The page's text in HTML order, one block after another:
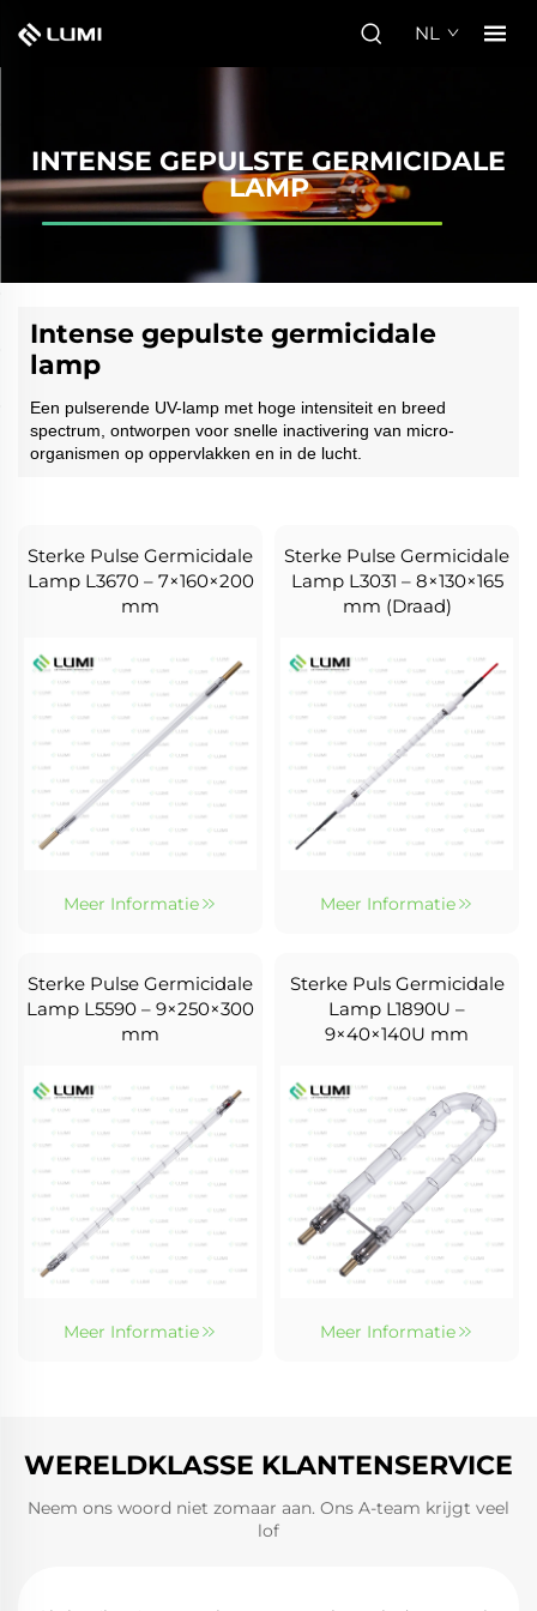
NL
INTENSE GEPULSTE GERMICIDALE
LAMP
Intense gepulste germicidale
lamp
Een pulserende UV-lamp met hoge intensiteit en breed
spectrum, ontworpen voor snelle inactivering van micro-
organismen op oppervlakken en in de lucht.
Sterke Pulse Germicidale
Lamp L3670 – 7×160×200
mm
Meer Informatie
Sterke Pulse Germicidale
Lamp L3031 – 8×130×165
mm (Draad)
Meer Informatie
Sterke Pulse Germicidale
Lamp L5590 – 9×250×300
mm
Meer Informatie
Sterke Puls Germicidale
Lamp L1890U –
9×40×140U mm
Meer Informatie
WERELDKLASSE KLANTENSERVICE
Neem ons woord niet zomaar aan. Ons A-team krijgt veel
lof